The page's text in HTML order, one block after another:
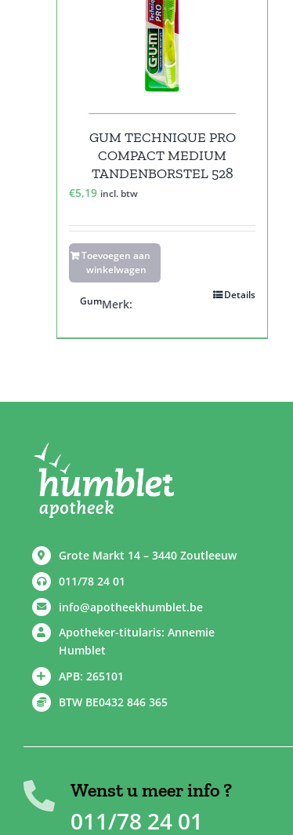
GUM TECHNIQUE PRO
COMPACT MEDIUM
TANDENBORSTEL 528
€5,19 incl. btw
Toevoegen aan
winkelwagen
Details
Merk:
Gum
Grote Markt 14 – 3440 Zoutleeuw
011/78 24 01
info@apotheekhumblet.be
Apotheker-titularis: Annemie
Humblet
APB: 265101
BTW BE0432 846 365
Wenst u meer info ?
011/78 24 01